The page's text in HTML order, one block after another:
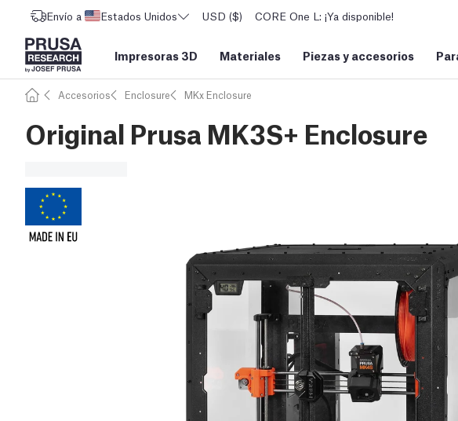
Envío a Estados Unidos USD ($) CORE One L: ¡Ya disponible!
Impresoras 3D Materiales Piezas y accesorios
Accesorios Enclosure MKx Enclosure
Original Prusa MK3S+ Enclosure